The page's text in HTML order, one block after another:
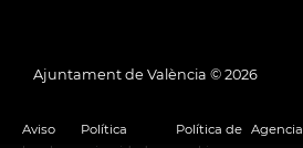
Ajuntament de València © 2026
Aviso
Política
Política de